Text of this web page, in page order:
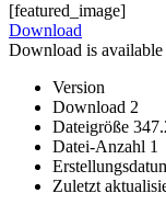
[featured_image]
Download
Download is
Version
Download 2
Dateigröße
Datei-Anzahl 1
Zuletzt